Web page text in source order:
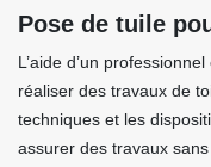
Pose de tuile
L’aide d’un
réaliser des travaux de
techniques et les
assurer des travaux